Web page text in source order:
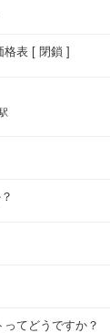
格表 [ 閉鎖 ]
てどうですか？